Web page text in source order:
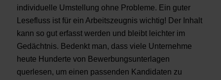
individuelle Umstellung ohne Probleme. Ein guter
Lesefluss ist für ein Arbeitszeugnis wichtig! Der Inhalt
kann so gut erfasst werden und bleibt leichter im
Gedächtnis. Bedenkt man, dass viele Unternehme
heute Hunderte von Bewerbungsunterlagen
querlesen, um einen passenden Kandidaten zu